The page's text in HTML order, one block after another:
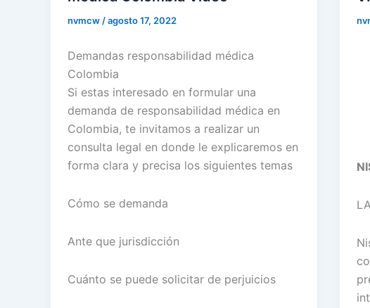
nvmcw /agosto 17, 2022
Demandas responsabilidad médica
Colombia
Si estas interesado en formular una
demanda de responsabilidad médica en
Colombia, te invitamos a realizar un
consulta legal en donde le explicaremos en
forma clara y precisa los siguientes temas
Cómo se demanda
Ante que jurisdicción
Cuánto se puede solicitar de perjuicios